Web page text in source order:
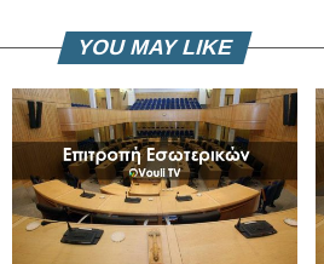
YOU MAY LIKE